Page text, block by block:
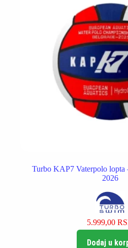
Turbo KAP7 Vaterpolo
2026
5.999,00
Dodaj u